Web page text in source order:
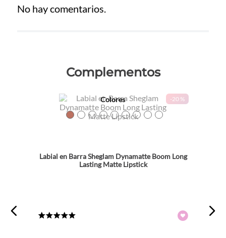
No hay comentarios.
Complementos
-20 %
Colores
Labial en Barra Sheglam Dynamatte Boom Long
Lasting Matte Lipstick